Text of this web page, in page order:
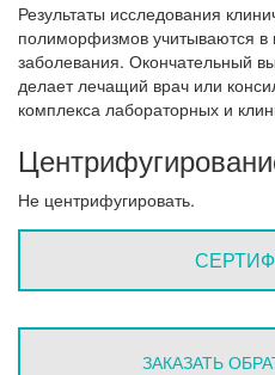
Результаты исследования
полиморфизмов учитываются в
заболевания. Окончательный
делает лечащий врач или
комплекса лабораторных и
Не центрифугировать.
ЗАКАЗАТЬ